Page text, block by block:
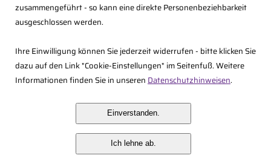
zusammengeführt - so kann eine direkte Personenbeziehbarkeit
ausgeschlossen werden.
Ihre Einwilligung können Sie jederzeit widerrufen - bitte klicken Sie
dazu auf den Link "Cookie-Einstellungen" im Seitenfuß. Weitere
Informationen finden Sie in unseren Datenschutzhinweisen.
Einverstanden.
Ich lehne ab.
<< Zurück